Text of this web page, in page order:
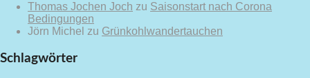
Thomas Jochen Joch zu Saisonstart nach Corona
Bedingungen
Jörn Michel zu Grünkohlwandertauchen
Schlagwörter